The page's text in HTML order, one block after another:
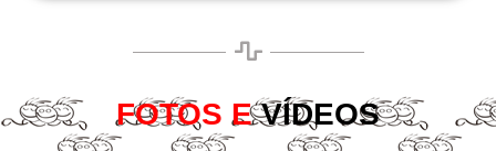
FOTOS E VÍDEOS